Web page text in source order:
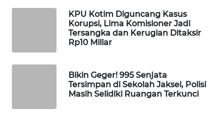
KPU Kotim Diguncang Kasus
Korupsi, Lima Komisioner Jadi
Tersangka dan Kerugian Ditaksir
Rp10 Miliar
Bikin Geger! 995 Senjata
Tersimpan di Sekolah Jaksel, Polisi
Masih Selidiki Ruangan Terkunci